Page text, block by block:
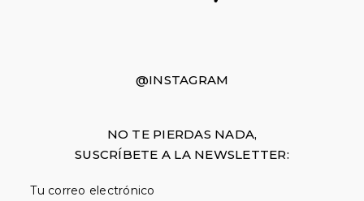
@INSTAGRAM
NO TE PIERDAS NADA,
SUSCRÍBETE A LA NEWSLETTER:
Tu correo electrónico